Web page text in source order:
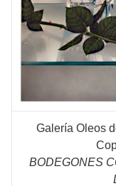
Galería Oleos
BODEGONES